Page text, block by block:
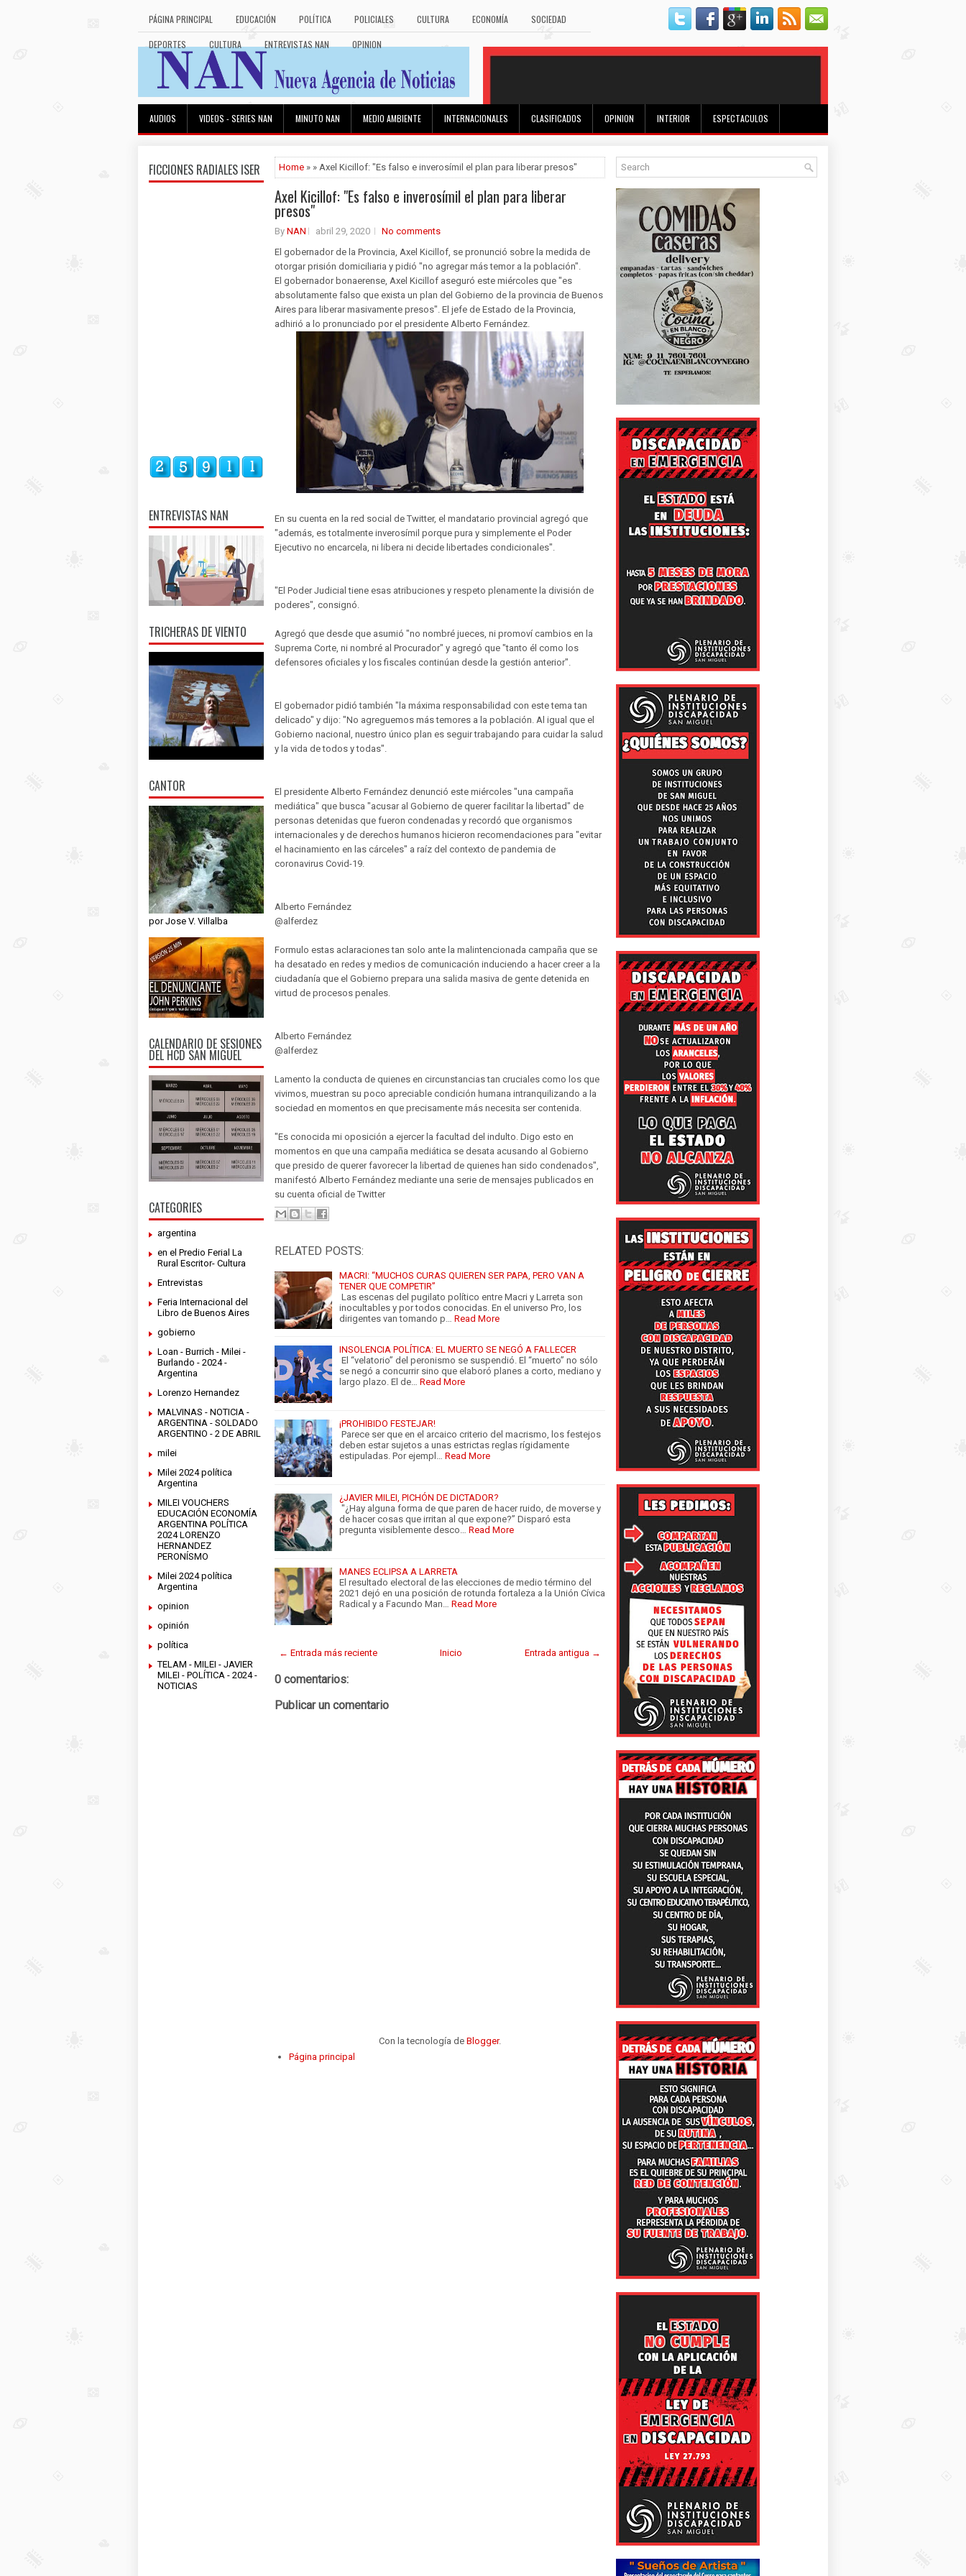
PÁGINA PRINCIPAL EDUCACIÓN POLÍTICA POLICIALES CULTURA ECONOMÍA SOCIEDAD
DEPORTES CULTURA ENTREVISTAS NAN OPINION
AUDIOS VIDEOS - SERIES NAN MINUTO NAN MEDIO AMBIENTE INTERNACIONALES CLASIFICADOS OPINION INTERIOR ESPECTACULOS
FICCIONES RADIALES ISER
ENTREVISTAS NAN
TRICHERAS DE VIENTO
CANTOR
por Jose V. Villalba
CALENDARIO DE SESIONES
DEL HCD SAN MIGUEL
CATEGORIES
argentina
en el Predio Ferial La
Rural Escritor- Cultura
Entrevistas
Feria Internacional del
Libro de Buenos Aires
gobierno
Loan - Burrich - Milei -
Burlando - 2024 -
Argentina
Lorenzo Hernandez
MALVINAS - NOTICIA -
ARGENTINA - SOLDADO
ARGENTINO - 2 DE ABRIL
milei
Milei 2024 política
Argentina
MILEI VOUCHERS
EDUCACIÓN ECONOMÍA
ARGENTINA POLÍTICA
2024 LORENZO
HERNANDEZ
PERONÍSMO
Milei 2024 política
Argentina
opinion
opinión
política
TELAM - MILEI - JAVIER
MILEI - POLÍTICA - 2024 -
NOTICIAS
Home » » Axel Kicillof: "Es falso e inverosímil el plan para liberar presos"
Axel Kicillof: "Es falso e inverosímil el plan para liberar
presos"
By NAN abril 29, 2020
No comments
El gobernador de la Provincia, Axel Kicillof, se pronunció sobre la medida de
otorgar prisión domiciliaria y pidió "no agregar más temor a la población".
El gobernador bonaerense, Axel Kicillof aseguró este miércoles que "es
absolutamente falso que exista un plan del Gobierno de la provincia de Buenos
Aires para liberar masivamente presos". El jefe de Estado de la Provincia,
adhirió a lo pronunciado por el presidente Alberto Fernández.
En su cuenta en la red social de Twitter, el mandatario provincial agregó que
"además, es totalmente inverosímil porque pura y simplemente el Poder
Ejecutivo no encarcela, ni libera ni decide libertades condicionales".
"El Poder Judicial tiene esas atribuciones y respeto plenamente la división de
poderes", consignó.
Agregó que desde que asumió "no nombré jueces, ni promoví cambios en la
Suprema Corte, ni nombré al Procurador" y agregó que "tanto él como los
defensores oficiales y los fiscales continúan desde la gestión anterior".
El gobernador pidió también "la máxima responsabilidad con este tema tan
delicado" y dijo: "No agreguemos más temores a la población. Al igual que el
Gobierno nacional, nuestro único plan es seguir trabajando para cuidar la salud
y la vida de todos y todas".
El presidente Alberto Fernández denunció este miércoles "una campaña
mediática" que busca "acusar al Gobierno de querer facilitar la libertad" de
personas detenidas que fueron condenadas y recordó que organismos
internacionales y de derechos humanos hicieron recomendaciones para "evitar
el hacinamiento en las cárceles" a raíz del contexto de pandemia de
coronavirus Covid-19.
Alberto Fernández
@alferdez
Formulo estas aclaraciones tan solo ante la malintencionada campaña que se
ha desatado en redes y medios de comunicación induciendo a hacer creer a la
ciudadanía que el Gobierno prepara una salida masiva de gente detenida en
virtud de procesos penales.
Alberto Fernández
@alferdez
Lamento la conducta de quienes en circunstancias tan cruciales como los que
vivimos, muestran su poco apreciable condición humana intranquilizando a la
sociedad en momentos en que precisamente más necesita ser contenida.
"Es conocida mi oposición a ejercer la facultad del indulto. Digo esto en
momentos en que una campaña mediática se desata acusando al Gobierno
que presido de querer favorecer la libertad de quienes han sido condenados",
manifestó Alberto Fernández mediante una serie de mensajes publicados en
su cuenta oficial de Twitter
RELATED POSTS:
MACRI: “MUCHOS CURAS QUIEREN SER PAPA, PERO VAN A
TENER QUE COMPETIR”
Las escenas del pugilato político entre Macri y Larreta son
inocultables y por todos conocidas. En el universo Pro, los
dirigentes van tomando p…
Read More
INSOLENCIA POLÍTICA: EL MUERTO SE NEGÓ A FALLECER
El “velatorio” del peronismo se suspendió. El “muerto” no sólo
se negó a concurrir sino que elaboró planes a corto, mediano y
largo plazo. El de…
Read More
¡PROHIBIDO FESTEJAR!
Parece ser que en el arcaico criterio del macrismo, los festejos
deben estar sujetos a unas estrictas reglas rígidamente
estipuladas. Por ejempl…
Read More
¿JAVIER MILEI, PICHÓN DE DICTADOR?
"¿Hay alguna forma de que paren de hacer ruido, de moverse y
de hacer cosas que irritan al que expone?” Disparó esta
pregunta visiblemente desco…
Read More
MANES ECLIPSA A LARRETA
El resultado electoral de las elecciones de medio término del
2021 dejó en una posición de rotunda fortaleza a la Unión Cívica
Radical y a Facundo Man…
Read More
← Entrada más reciente Entrada antigua →
Inicio
0 comentarios:
Publicar un comentario
Con la tecnología de Blogger.
Página principal